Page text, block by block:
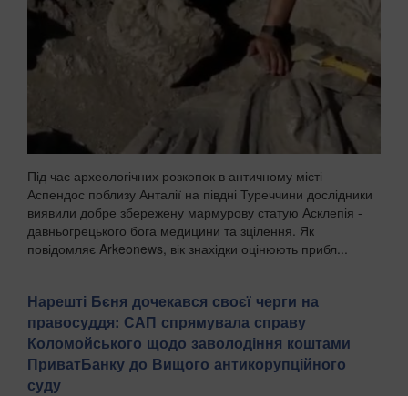
Під час археологічних розкопок в античному місті
Аспендос поблизу Анталії на півдні Туреччини дослідники
виявили добре збережену мармурову статую Асклепія -
давньогрецького бога медицини та зцілення. Як
повідомляє Arkeonews, вік знахідки оцінюють прибл...
Нарешті Бєня дочекався своєї черги на
правосуддя: САП спрямувала справу
Коломойського щодо заволодіння коштами
ПриватБанку до Вищого антикорупційного
суду